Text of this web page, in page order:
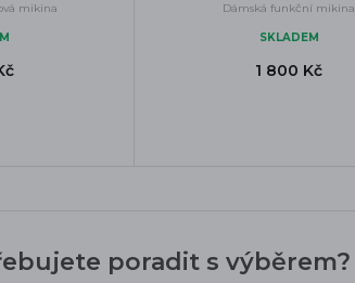
mikina Dámská funkční mikina
SKLADEM
1 800 Kč
poradit s výběrem?